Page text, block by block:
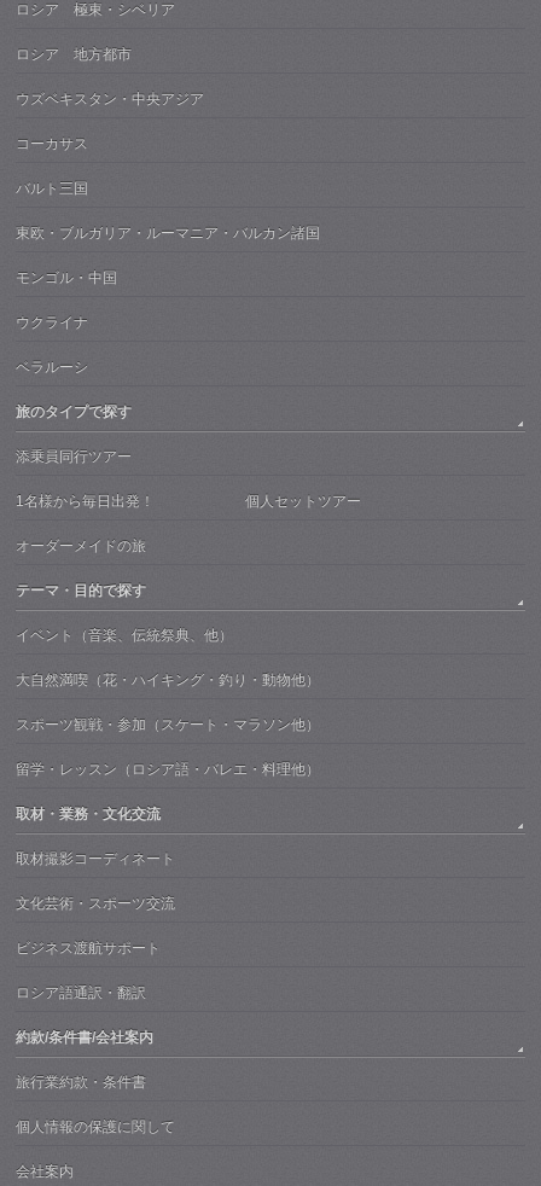
ロシア 極東・シベリア
ロシア 地方都市
ウズベキスタン・中央アジア
コーカサス
バルト三国
東欧・ブルガリア・ルーマニア・バルカン諸国
モンゴル・中国
ウクライナ
ベラルーシ
旅のタイプで探す
添乗員同行ツアー
1名様から毎日出発！ 個人セットツアー
オーダーメイドの旅
テーマ・目的で探す
イベント（音楽、伝統祭典、他）
大自然満喫（花・ハイキング・釣り・動物他）
スポーツ観戦・参加（スケート・マラソン他）
留学・レッスン（ロシア語・バレエ・料理他）
取材・業務・文化交流
取材撮影コーディネート
文化芸術・スポーツ交流
ビジネス渡航サポート
ロシア語通訳・翻訳
約款/条件書/会社案内
旅行業約款・条件書
個人情報の保護に関して
会社案内